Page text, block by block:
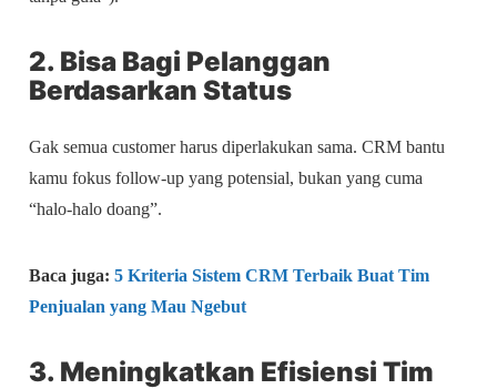
2. Bisa Bagi Pelanggan
Berdasarkan Status
Gak semua customer harus diperlakukan sama. CRM bantu
kamu fokus follow-up yang potensial, bukan yang cuma
“halo-halo doang”.
Baca juga:5 Kriteria Sistem CRM Terbaik Buat Tim
Penjualan yang Mau Ngebut
3. Meningkatkan Efisiensi Tim